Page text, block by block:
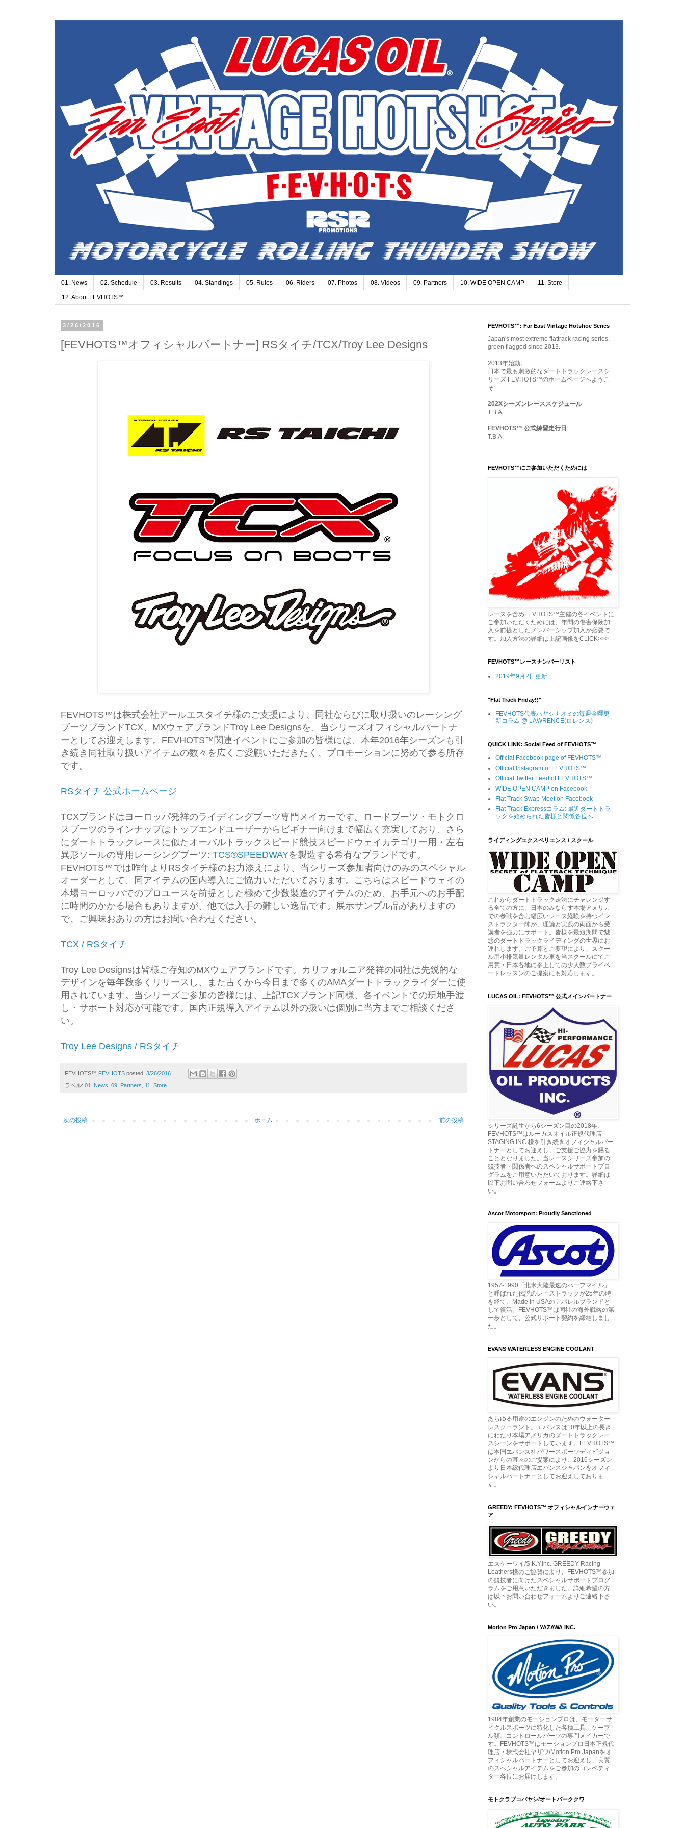
01. News 02. Schedule 03. Results 04. Standings 05. Rules 06. Riders 07. Photos 08. Videos 09. Partners 10. WIDE OPEN CAMP 11. Store
12. About FEVHOTS™
3/26/2016
[FEVHOTS™オフィシャルパートナー] RSタイチ/TCX/Troy Lee Designs
FEVHOTS™は株式会社アールエスタイチ様のご支援により、同社ならびに取り扱いのレーシング
ブーツブランドTCX、MXウェアブランドTroy Lee Designsを、当シリーズオフィシャルパートナ
ーとしてお迎えします。FEVHOTS™関連イベントにご参加の皆様には、本年2016年シーズンも引
き続き同社取り扱いアイテムの数々を広くご愛顧いただきたく、プロモーションに努めて参る所存
です。
RSタイチ 公式ホームページ
TCXブランドはヨーロッパ発祥のライディングブーツ専門メイカーです。ロードブーツ・モトクロ
スブーツのラインナップはトップエンドユーザーからビギナー向けまで幅広く充実しており、さら
にダートトラックレースに似たオーバルトラックスピード競技スピードウェイカテゴリー用・左右
異形ソールの専用レーシングブーツ: TCS®SPEEDWAYを製造する希有なブランドです。
FEVHOTS™では昨年よりRSタイチ様のお力添えにより、当シリーズ参加者向けのみのスペシャル
オーダーとして、同アイテムの国内導入にご協力いただいております。こちらはスピードウェイの
本場ヨーロッパでのプロユースを前提とした極めて少数製造のアイテムのため、お手元へのお手配
に時間のかかる場合もありますが、他では入手の難しい逸品です。展示サンプル品がありますの
で、ご興味おありの方はお問い合わせください。
TCX / RSタイチ
Troy Lee Designsは皆様ご存知のMXウェアブランドです。カリフォルニア発祥の同社は先鋭的な
デザインを毎年数多くリリースし、また古くから今日まで多くのAMAダートトラックライダーに使
用されています。当シリーズご参加の皆様には、上記TCXブランド同様、各イベントでの現地手渡
し・サポート対応が可能です。国内正規導入アイテム以外の扱いは個別に当方までご相談くださ
い。
Troy Lee Designs / RSタイチ
FEVHOTS™ FEVHOTS posted: 3/26/2016
ラベル: 01. News 09. Partners 11. Store
次の投稿 前の投稿
ホーム
FEVHOTS™: Far East Vintage Hotshoe Series
Japan's most extreme flattrack racing series,
green flagged since 2013.
2013年始動。
日本で最も刺激的なダートトラックレースシ
リーズ FEVHOTS™のホームページへようこ
そ
202Xシーズンレーススケジュール
T.B.A.
FEVHOTS™ 公式練習走行日
T.B.A.
FEVHOTS™にご参加いただくためには
レースを含めFEVHOTS™主催の各イベントに
ご参加いただくためには、年間の傷害保険加
入を前提としたメンバーシップ加入が必要で
す。加入方法の詳細は上記画像をCLICK>>>
FEVHOTS™レースナンバーリスト
2019年9月2日更新
"Flat Track Friday!!"
FEVHOTS代表ハヤシナオミの毎週金曜更
新コラム @ LAWRENCE(ロレンス)
QUICK LINK: Social Feed of FEVHOTS™
Official Facebook page of FEVHOTS™
Official Instagram of FEVHOTS™
Official Twitter Feed of FEVHOTS™
WIDE OPEN CAMP on Facebook
Flat Track Swap Meet on Facebook
Flat Track Expressコラム: 最近ダートトラ
ックを始められた皆様と関係各位へ
ライディングエクスペリエンス / スクール
これからダートトラック走法にチャレンジす
る全ての方に。日本のみならず本場アメリカ
での参戦を含む幅広いレース経験を持つイン
ストラクター陣が、理論と実践の両面から受
講者を強力にサポート。皆様を最短期間で魅
惑のダートトラックライディングの世界にお
連れします。ご予算とご要望により、スクー
ル用小排気量レンタル車を当スクールにてご
用意・日本各地に参上しての少人数プライベ
ートレッスンのご提案にも対応します。
LUCAS OIL: FEVHOTS™ 公式メインパートナー
シリーズ誕生から6シーズン目の2018年、
FEVHOTS™はルーカスオイル正規代理店
STAGING INC.様を引き続きオフィシャルパー
トナーとしてお迎えし、ご支援ご協力を賜る
こととなりました。当レースシリーズ参加の
競技者・関係者へのスペシャルサポートプロ
グラムをご用意いただいております。詳細は
以下お問い合わせフォームよりご連絡下さ
い。
Ascot Motorsport: Proudly Sanctioned
1957-1990「北米大陸最速のハーフマイル」
と呼ばれた伝説のレーストラックが25年の時
を経て、Made in USAのアパレルブランドと
して復活。FEVHOTS™は同社の海外戦略の第
一歩として、公式サポート契約を締結しまし
た。
EVANS WATERLESS ENGINE COOLANT
あらゆる用途のエンジンのためのウォーター
レスクーラント。エバンスは10年以上の長き
にわたり本場アメリカのダートトラックレー
スシーンをサポートしています。FEVHOTS™
は本国エバンス社パワースポーツディビジョ
ンからの直々のご提案により、2016シーズン
より日本総代理店エバンスジャパンをオフィ
シャルパートナーとしてお迎えしておりま
す。
GREEDY: FEVHOTS™ オフィシャルインナーウェ
ア
エスケーワイ/S.K.Y.inc. GREEDY Racing
Leathers様のご協賛により、FEVHOTS™参加
の競技者に向けたスペシャルサポートプログ
ラムをご用意いただきました。詳細希望の方
は以下お問い合わせフォームよりご連絡下さ
い。
Motion Pro Japan / YAZAWA INC.
1984年創業のモーションプロは、モーターサ
イクルスポーツに特化した各種工具、ケーブ
ル類、コントロールパーツの専門メイカーで
す。FEVHOTS™はモーションプロ日本正規代
理店・株式会社ヤザワ/Motion Pro Japanをオ
フィシャルパートナーとしてお迎えし、良質
のスペシャルアイテムをご参加のコンペティ
ター各位にお届けします。
モトクラブコバヤシ/オートパーククワ